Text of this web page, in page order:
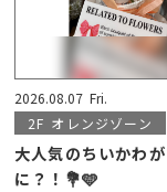
2026.08.07 Fri.
2F オレンジゾーン
大人気のちいかわ
に？！💐🩵